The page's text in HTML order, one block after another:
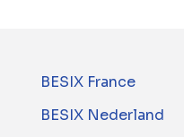
BESIX France
BESIX Nederland